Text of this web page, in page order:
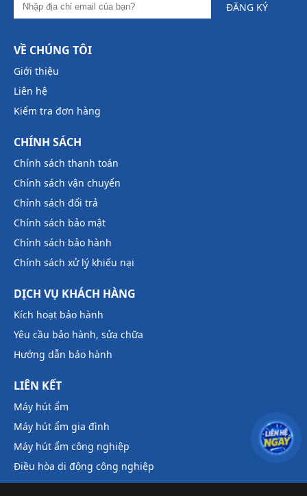
ĐĂNG KÝ
VỀ CHÚNG TÔI
Giới thiệu
Liên hệ
Kiểm tra đơn hàng
CHÍNH SÁCH
Chính sách thanh toán
Chính sách vận chuyển
Chính sách đổi trả
Chính sách bảo mật
Chính sách bảo hành
Chính sách xử lý khiếu nại
DỊCH VỤ KHÁCH HÀNG
Kích hoạt bảo hành
Yêu cầu bảo hành, sửa chữa
Hướng dẫn bảo hành
LIÊN KẾT
Máy hút ẩm
Máy hút ẩm gia đình
Máy hút ẩm công nghiệp
Điều hòa di động công nghiệp